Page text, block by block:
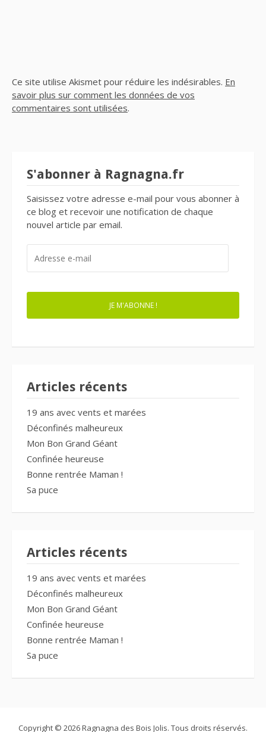
Ce site utilise Akismet pour réduire les indésirables. En
savoir plus sur comment les données de vos
commentaires sont utilisées.
S'abonner à Ragnagna.fr
Saisissez votre adresse e-mail pour vous abonner à
ce blog et recevoir une notification de chaque
nouvel article par email.
MAIL
JE M'ABONNE !
Articles récents
19 ans avec vents et marées
Déconfinés malheureux
Mon Bon Grand Géant
Confinée heureuse
Bonne rentrée Maman !
Sa puce
Articles récents
19 ans avec vents et marées
Déconfinés malheureux
Mon Bon Grand Géant
Confinée heureuse
Bonne rentrée Maman !
Sa puce
Copyright © 2026 Ragnagna des Bois Jolis. Tous droits réservés.